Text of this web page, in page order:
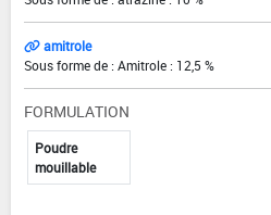
amitrole
Sous forme de : Amitrole : 12,5 %
FORMULATION
Poudre
mouillable